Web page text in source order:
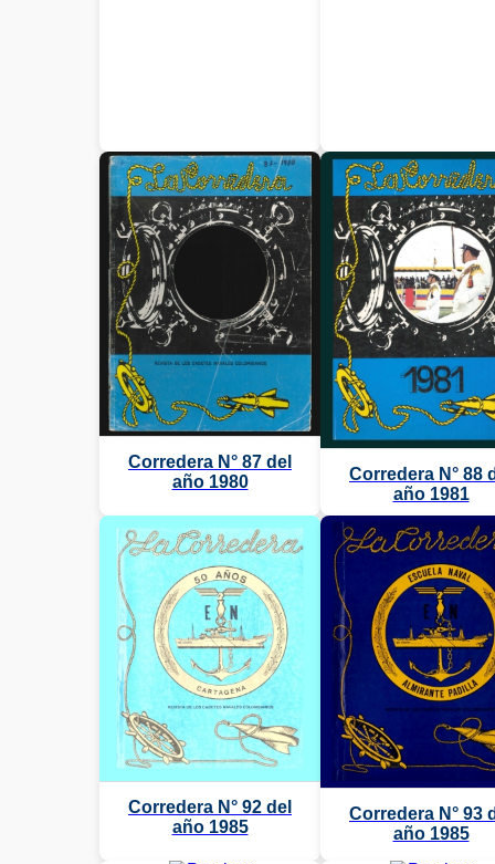
Corredera N° 87 del
año 1980
Corredera N° 88
año 1981
Corredera N° 92 del
año 1985
Corredera N° 93
año 1985